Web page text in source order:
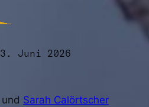
3. Juni 2026
und Sarah Calörtscher